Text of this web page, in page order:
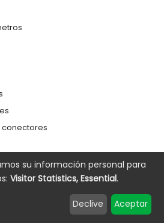
conectores
su información personal para
Visitor Statistics, Essential.
Declive Aceptar